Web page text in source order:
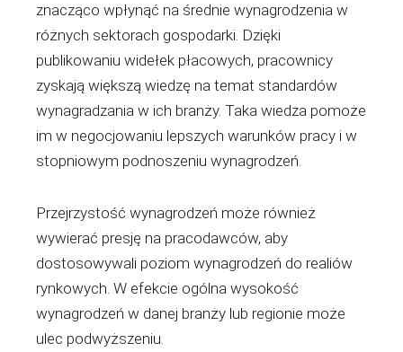
znacząco wpłynąć na średnie wynagrodzenia w
różnych sektorach gospodarki. Dzięki
publikowaniu widełek płacowych, pracownicy
zyskają większą wiedzę na temat standardów
wynagradzania w ich branży. Taka wiedza pomoże
im w negocjowaniu lepszych warunków pracy i w
stopniowym podnoszeniu wynagrodzeń.
Przejrzystość wynagrodzeń może również
wywierać presję na pracodawców, aby
dostosowywali poziom wynagrodzeń do realiów
rynkowych. W efekcie ogólna wysokość
wynagrodzeń w danej branży lub regionie może
ulec podwyższeniu.